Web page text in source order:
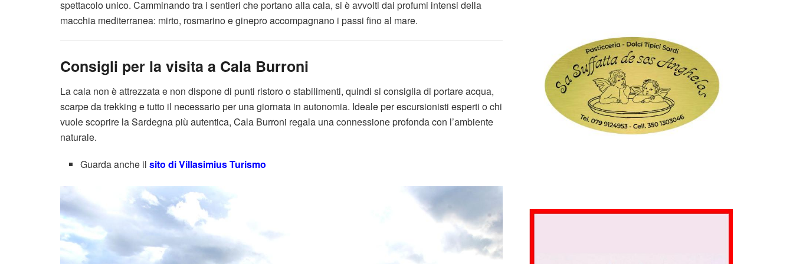
spettacolo unico. Camminando tra i sentieri che portano alla cala, si è avvolti dai profumi intensi della
macchia mediterranea: mirto, rosmarino e ginepro accompagnano i passi fino al mare.
Consigli per la visita a Cala Burroni
La cala non è attrezzata e non dispone di punti ristoro o stabilimenti, quindi si consiglia di portare acqua,
scarpe da trekking e tutto il necessario per una giornata in autonomia. Ideale per escursionisti esperti o chi
vuole scoprire la Sardegna più autentica, Cala Burroni regala una connessione profonda con l’ambiente
naturale.
Guarda anche ilsito di Villasimius Turismo